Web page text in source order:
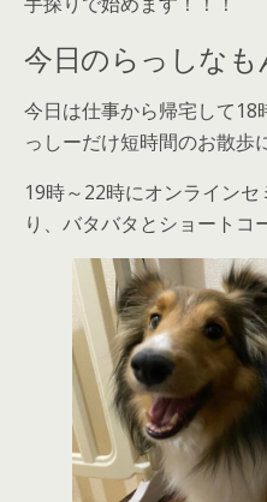
今日のらっしなも
今日は仕事から帰宅して18
っしーだけ短時間のお散歩
19時～22時にオンライン
り、バタバタとショートコ